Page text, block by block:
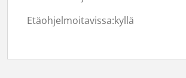
Etäohjelmoitavissa:kyllä